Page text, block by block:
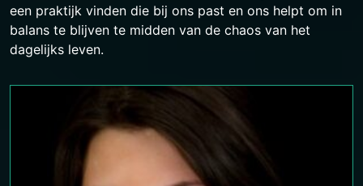
een praktijk vinden die bij ons past en ons helpt om in
balans te blijven te midden van de chaos van het
dagelijks leven.